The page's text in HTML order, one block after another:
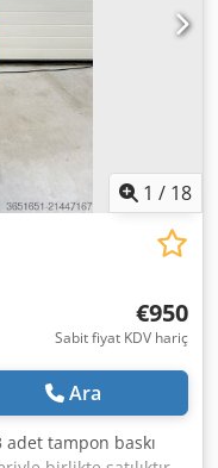
görünümü, yaşına ve
ürünlerin teknik
Kullanılmış
gösteren
1 / 18
€950
Sabit fiyat KDV hariç
Ara
adet tampon baskı